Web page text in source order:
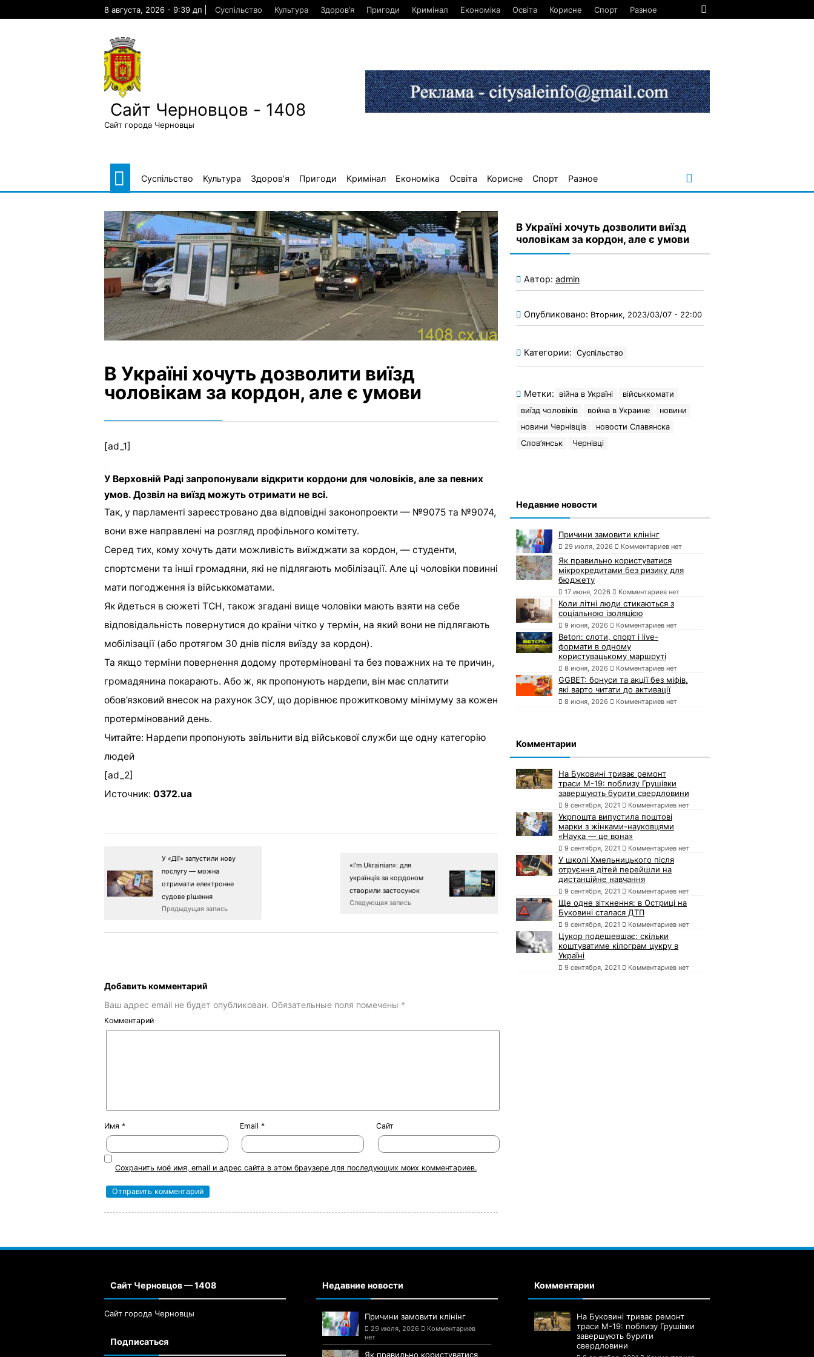
8 августа, 2026 - 9:39 дп Суспільство Культура Здоров’я Пригоди Кримінал Економіка Освіта Корисне Спорт Разное
Сайт Черновцов - 1408
Сайт города Черновцы
Суспільство Культура Здоров’я Пригоди Кримінал Економіка Освіта Корисне Спорт Разное
В Україні хочуть дозволити виїзд
чоловікам за кордон, але є умови
[ad_1]
У Верховній Раді запропонували відкрити кордони для чоловіків, але за певних
умов. Дозвіл на виїзд можуть отримати не всі.
Так, у парламенті зареєстровано два відповідні законопроекти — №9075 та №9074,
вони вже направлені на розгляд профільного комітету.
Серед тих, кому хочуть дати можливість виїжджати за кордон, — студенти,
спортсмени та інші громадяни, які не підлягають мобілізації. Але ці чоловіки повинні
мати погодження із військкоматами.
Як йдеться в сюжеті ТСН, також згадані вище чоловіки мають взяти на себе
відповідальність повернутися до країни чітко у термін, на який вони не підлягають
мобілізації (або протягом 30 днів після виїзду за кордон).
Та якщо терміни повернення додому протерміновані та без поважних на те причин,
громадянина покарають. Або ж, як пропонують нардепи, він має сплатити
обов’язковий внесок на рахунок ЗСУ, що дорівнює прожитковому мінімуму за кожен
протермінований день.
Читайте: Нардепи пропонують звільнити від військової служби ще одну категорію
людей
[ad_2]
Источник: 0372.ua
У «Дії» запустили нову
послугу — можна
отримати електронне
судове рішення
Предыдущая запись
«I’m Ukrainian»: для
українців за кордоном
створили застосунок
Следующая запись
Добавить комментарий
Ваш адрес email не будет опубликован. Обязательные поля помечены *
Комментарий
Имя * Email* Сайт
Сохранить моё имя, email и адрес сайта в этом браузере для последующих моих комментариев.
В Україні хочуть дозволити виїзд
чоловікам за кордон, але є умови
Автор: admin
Опубликовано: Вторник, 2023/03/07 - 22:00
Категории: Суспільство
Метки: війна в Україні
військкомати
виїзд чоловіків
война в Украине
новини
новини Чернівців
новости Славянска
Слов’янськ
Чернівці
Недавние новости
Причини замовити клінінг
29 июля, 2026 Комментариев нет
Як правильно користуватися
мікрокредитами без ризику для
бюджету
17 июня, 2026 Комментариев нет
Коли літні люди стикаються з
соціальною ізоляцією
9 июня, 2026 Комментариев нет
Beton: слоти, спорт і live-
формати в одному
користувацькому маршруті
8 июня, 2026 Комментариев нет
GGBET: бонуси та акції без міфів,
які варто читати до активації
8 июня, 2026 Комментариев нет
Комментарии
На Буковині триває ремонт
траси М-19: поблизу Грушівки
завершують бурити свердловини
9 сентября, 2021 Комментариев нет
Укрпошта випустила поштові
марки з жінками-науковцями
«Наука — це вона»
9 сентября, 2021 Комментариев нет
У школі Хмельницького після
отруєння дітей перейшли на
дистанційне навчання
9 сентября, 2021 Комментариев нет
Ще одне зіткнення: в Остриці на
Буковині сталася ДТП
9 сентября, 2021 Комментариев нет
Цукор подешевшає: скільки
коштуватиме кілограм цукру в
Україні
9 сентября, 2021 Комментариев нет
Сайт Черновцов — 1408
Сайт города Черновцы
Подписаться
Недавние новости
Причини замовити клінінг
29 июля, 2026
Комментариев
нет
Як правильно користуватися
Комментарии
На Буковині триває ремонт
траси М-19: поблизу Грушівки
завершують бурити
свердловини